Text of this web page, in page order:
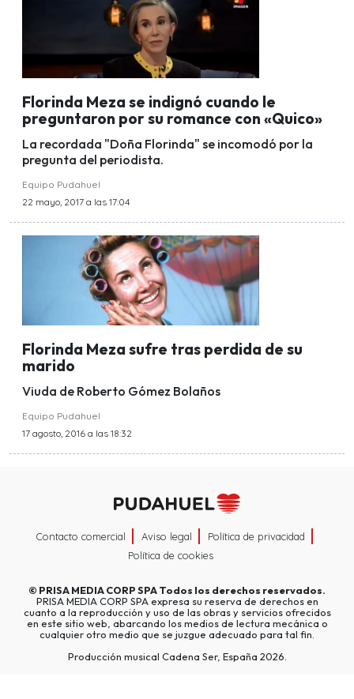
Florinda Meza se indignó cuando le
preguntaron por su romance con «Quico»
La recordada "Doña Florinda" se incomodó por la
pregunta del periodista.
Equipo Pudahuel
22 mayo, 2017 a las 17:04
Florinda Meza sufre tras perdida de su
marido
Viuda de Roberto Gómez Bolaños
Equipo Pudahuel
17 agosto, 2016 a las 18:32
Contacto comercial Aviso legal
Política de privacidad
Política de cookies
© PRISA MEDIA CORP SPATodos los derechos reservados.
PRISA MEDIA CORP SPA expresa su reserva de derechos en
cuanto a la reproducción y uso de las obras y servicios ofrecidos
en este sitio web, abarcando los medios de lectura mecánica o
cualquier otro medio que se juzgue adecuado para tal fin.
Producción musical Cadena Ser, España 2026.